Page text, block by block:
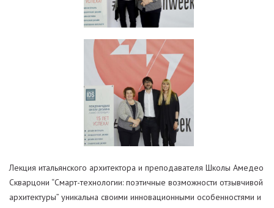
Лекция итальянского архитектора и преподавателя Школы Амедео
Скварцони “Смарт-технологии: поэтичные возможности отзывчивой
архитектуры” уникальна своими инновационными особенностями и